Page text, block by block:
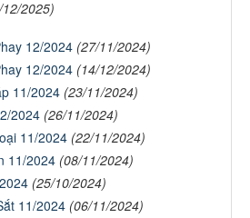
2025)
12/2024 (27/11/2024)
12/2024 (14/12/2024)
11/2024 (23/11/2024)
2024 (26/11/2024)
11/2024 (22/11/2024)
11/2024 (08/11/2024)
(25/10/2024)
11/2024 (06/11/2024)